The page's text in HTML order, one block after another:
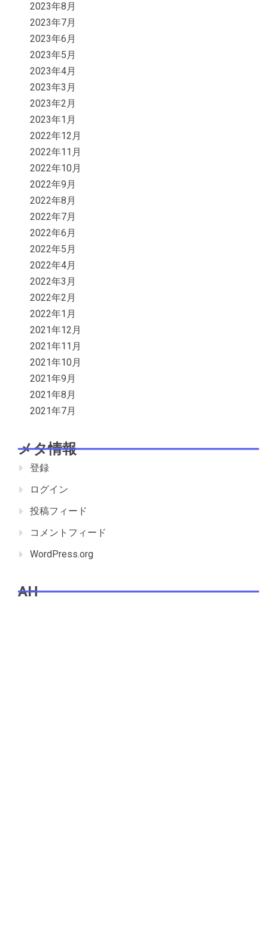
2023年8月
2023年7月
2023年6月
2023年5月
2023年4月
2023年3月
2023年2月
2023年1月
2022年12月
2022年11月
2022年10月
2022年9月
2022年8月
2022年7月
2022年6月
2022年5月
2022年4月
2022年3月
2022年2月
2022年1月
2021年12月
2021年11月
2021年10月
2021年9月
2021年8月
2021年7月
メタ情報
登録
ログイン
投稿フィード
コメントフィード
WordPress.org
AH